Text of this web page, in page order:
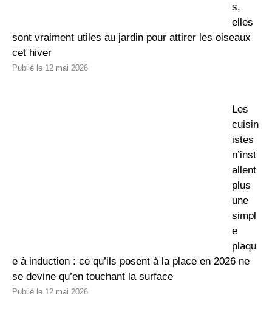
s,
elles
sont vraiment utiles au jardin pour attirer les oiseaux
cet hiver
12 mai 2026
Les
cuisin
istes
n’inst
allent
plus
une
simpl
e
plaqu
e à induction : ce qu’ils posent à la place en 2026 ne
se devine qu’en touchant la surface
12 mai 2026